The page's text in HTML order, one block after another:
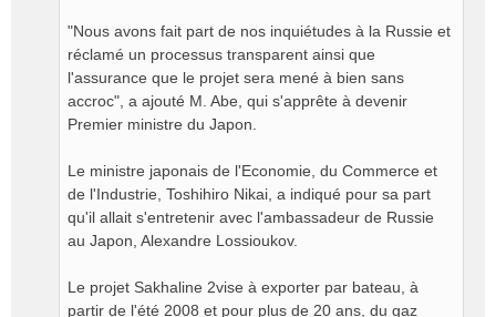
"Nous avons fait part de nos inquiétudes à la Russie et
réclamé un processus transparent ainsi que
l'assurance que le projet sera mené à bien sans
accroc", a ajouté M. Abe, qui s'apprête à devenir
Premier ministre du Japon.
Le ministre japonais de l'Economie, du Commerce et
de l'Industrie, Toshihiro Nikai, a indiqué pour sa part
qu'il allait s'entretenir avec l'ambassadeur de Russie
au Japon, Alexandre Lossioukov.
Le projet Sakhaline 2vise à exporter par bateau, à
partir de l'été 2008 et pour plus de 20 ans, du gaz